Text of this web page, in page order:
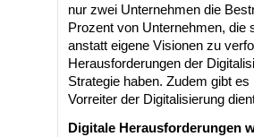
nur zwei Unternehmen die
Prozent von Unternehmen, die
anstatt eigene Visionen zu
Herausforderungen der
Strategie haben. Zudem gibt
Vorreiter der Digitalisierung
Digitale Herausforderungen